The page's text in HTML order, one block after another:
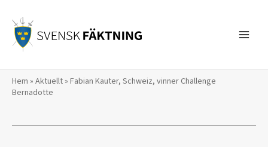
innehåll
Hem » Aktuellt» Fabian Kauter, Schweiz, vinner Challenge
Bernadotte